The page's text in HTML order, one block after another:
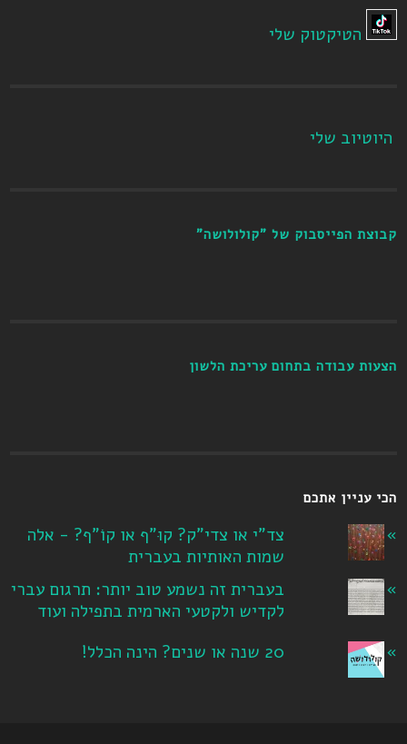
הטיקטוק שלי
היוטיוב שלי
קבוצת הפייסבוק של "קולולושה"
הצעות עבודה בתחום עריכת הלשון
הכי עניין אתכם
צד"י או צדי"ק? קוּ"ף או קוֹ"ף? - אלה
שמות האותיות בעברית
בעברית זה נשמע טוב יותר: תרגום עברי
לקדיש ולקטעי הארמית בתפילה ועוד
20 שנה או שנים? הינה הכלל!